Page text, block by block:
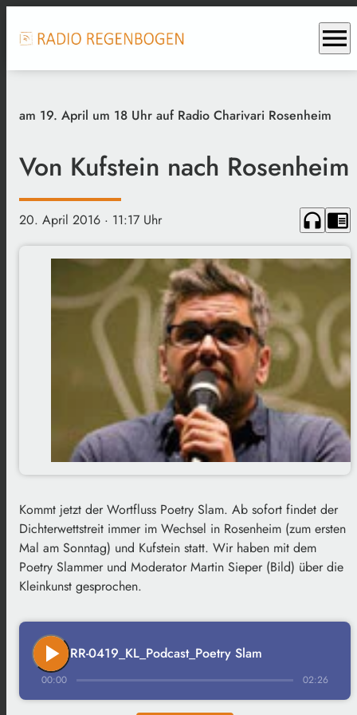
menu
am 19. April um 18 Uhr auf Radio Charivari Rosenheim
Von Kufstein nach Rosenheim
20. April 2016 · 11:17 Uhr headphones chrome_reader_mode
Kommt jetzt der Wortfluss Poetry Slam. Ab sofort findet der
Dichterwettstreit immer im Wechsel in Rosenheim (zum ersten
Mal am Sonntag) und Kufstein statt. Wir haben mit dem
Poetry Slammer und Moderator Martin Sieper (Bild) über die
Kleinkunst gesprochen.
play_arrow RR-0419_KL_Podcast_Poetry Slam
00:00 02:26